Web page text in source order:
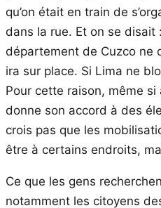
qu’on était en train de
dans la rue. Et on se disait
département de Cuzco ne
ira sur place. Si Lima ne
Pour cette raison, même si
donne son accord à des
crois pas que les
être à certains endroits,
Ce que les gens
notamment les citoyens